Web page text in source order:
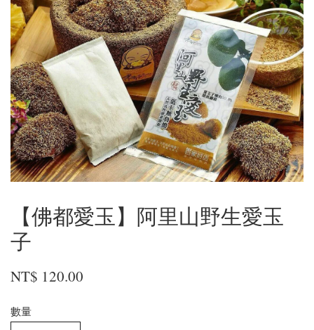
【佛都愛玉】阿里山野生愛玉
子
NT$ 120.00
數量